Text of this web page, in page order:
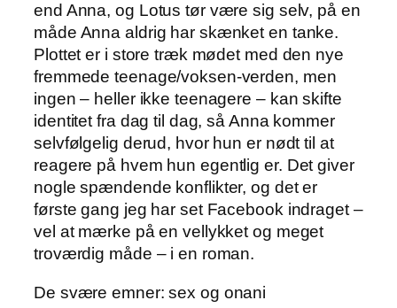
end Anna, og Lotus tør være sig selv, på en
måde Anna aldrig har skænket en tanke.
Plottet er i store træk mødet med den nye
fremmede teenage/voksen-verden, men
ingen – heller ikke teenagere – kan skifte
identitet fra dag til dag, så Anna kommer
selvfølgelig derud, hvor hun er nødt til at
reagere på hvem hun egentlig er. Det giver
nogle spændende konflikter, og det er
første gang jeg har set Facebook indraget –
vel at mærke på en vellykket og meget
troværdig måde – i en roman.
De svære emner: sex og onani